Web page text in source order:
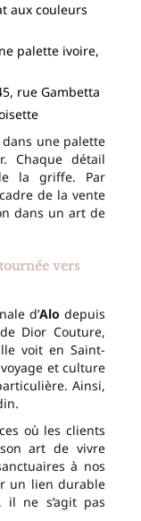
aux couleurs
palette ivoire,
rue Gambetta
dans une palette
Chaque détail
la griffe. Par
de la vente
dans un art de
vers
d’Alo depuis
Dior Couture,
voit en Saint-
et culture
Ainsi,
où les clients
art de vivre
à nos
un lien durable
il ne s’agit pas